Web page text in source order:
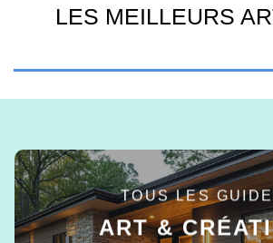
LES MEILLEURS
TOUS LES
ART &